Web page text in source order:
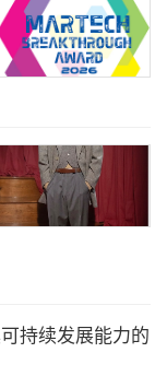
持续发展能力的